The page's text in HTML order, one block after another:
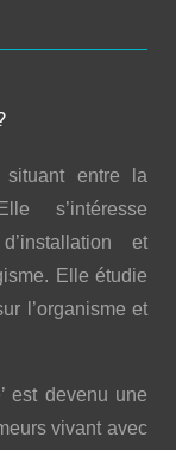
entre la
s’intéresse
et
Elle étudie
l’organisme et
est devenu une
vivant avec